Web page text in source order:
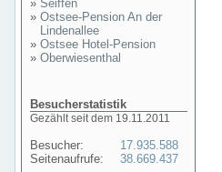
» Seiffen
» Ostsee-Pension An der
Lindenallee
» Ostsee Hotel-Pension
» Oberwiesenthal
Besucherstatistik
Gezählt seit dem 19.11.2011
Besucher:
Seitenaufrufe:
17.935.588
38.669.437